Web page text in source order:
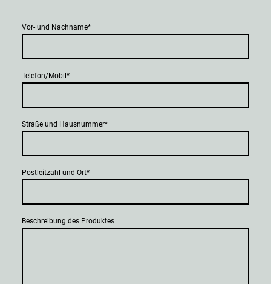
Vor- und Nachname*
Telefon/Mobil*
Straße und Hausnummer*
Postleitzahl und Ort*
Beschreibung des Produktes